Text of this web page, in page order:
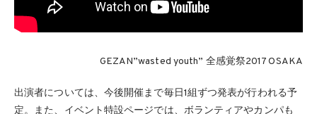
GEZAN”wasted youth” 全感覚祭2017 OSAKA
出演者については、今後開催まで毎日1組ずつ発表が行われる予
定。また、イベント特設ページでは、ボランティアやカンパも